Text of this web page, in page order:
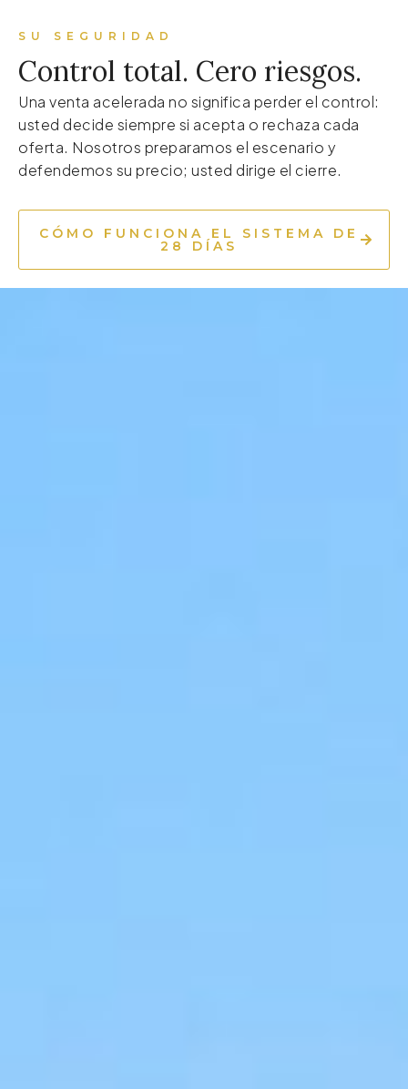
SU SEGURIDAD
Control total. Cero riesgos.
Una venta acelerada no significa perder el control:
usted decide siempre si acepta o rechaza cada
oferta. Nosotros preparamos el escenario y
defendemos su precio; usted dirige el cierre.
CÓMO FUNCIONA EL SISTEMA DE
28 DÍAS